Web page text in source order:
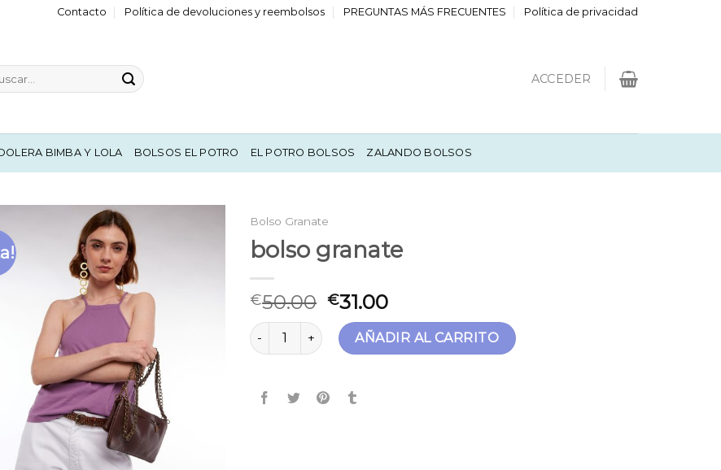
Contacto Política de devoluciones y reembolsos PREGUNTAS MÁS FRECUENTES Política de privacidad
ACCEDER
BIMBA Y LOLA BOLSOS EL POTRO EL POTRO BOLSOS ZALANDO BOLSOS
Bolso Granate
bolso granate
€50.00 €31.00
bolso granate cantidadAÑADIR AL CARRITO